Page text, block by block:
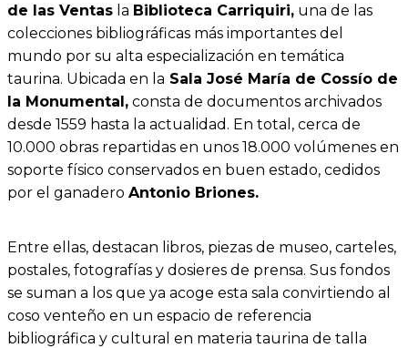
de las Ventas la Biblioteca Carriquiri, una de las
colecciones bibliográficas más importantes del
mundo por su alta especialización en temática
taurina. Ubicada en la Sala José María de Cossío de
la Monumental, consta de documentos archivados
desde 1559 hasta la actualidad. En total, cerca de
10.000 obras repartidas en unos 18.000 volúmenes en
soporte físico conservados en buen estado, cedidos
por el ganadero Antonio Briones.
Entre ellas, destacan libros, piezas de museo, carteles,
postales, fotografías y dosieres de prensa. Sus fondos
se suman a los que ya acoge esta sala convirtiendo al
coso venteño en un espacio de referencia
bibliográfica y cultural en materia taurina de talla